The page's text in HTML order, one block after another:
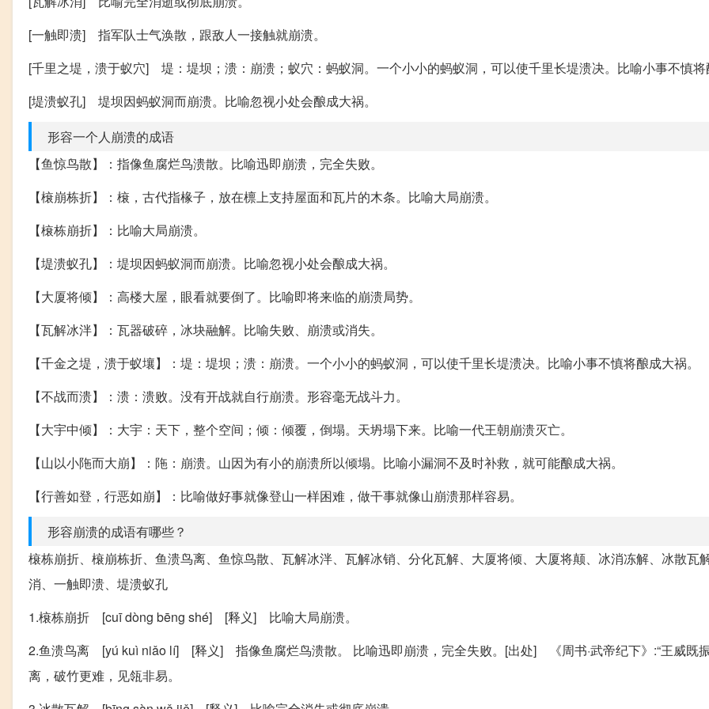
[一触即溃] 指军队士气涣散，跟敌人一接触就崩溃。
[千里之堤，溃于蚁穴] 堤：堤坝；溃：崩溃；蚁穴：蚂蚁洞。一个小小的蚂蚁洞，可以使千里长堤溃决。比喻小事不慎将
[堤溃蚁孔] 堤坝因蚂蚁洞而崩溃。比喻忽视小处会酿成大祸。
形容一个人崩溃的成语
【鱼惊鸟散】：指像鱼腐烂鸟溃散。比喻迅即崩溃，完全失败。
【榱崩栋折】：榱，古代指椽子，放在檩上支持屋面和瓦片的木条。比喻大局崩溃。
【榱栋崩折】：比喻大局崩溃。
【堤溃蚁孔】：堤坝因蚂蚁洞而崩溃。比喻忽视小处会酿成大祸。
【大厦将倾】：高楼大屋，眼看就要倒了。比喻即将来临的崩溃局势。
【瓦解冰泮】：瓦器破碎，冰块融解。比喻失败、崩溃或消失。
【千金之堤，溃于蚁壤】：堤：堤坝；溃：崩溃。一个小小的蚂蚁洞，可以使千里长堤溃决。比喻小事不慎将酿成大祸。
【不战而溃】：溃：溃败。没有开战就自行崩溃。形容毫无战斗力。
【大宇中倾】：大宇：天下，整个空间；倾：倾覆，倒塌。天坍塌下来。比喻一代王朝崩溃灭亡。
【山以小陁而大崩】：陁：崩溃。山因为有小的崩溃所以倾塌。比喻小漏洞不及时补救，就可能酿成大祸。
【行善如登，行恶如崩】：比喻做好事就像登山一样困难，做干事就像山崩溃那样容易。
形容崩溃的成语有哪些？
榱栋崩折、榱崩栋折、鱼溃鸟离、鱼惊鸟散、瓦解冰泮、瓦解冰销、分化瓦解、大厦将倾、大厦将颠、冰消冻解、冰散瓦
消、一触即溃、堤溃蚁孔
1.榱栋崩折 [cuī dòng bēng shé] [释义] 比喻大局崩溃。
2.鱼溃鸟离 [yú kuì niǎo lí] [释义] 指像鱼腐烂鸟溃散。 比喻迅即崩溃，完全失败。[出处] 《周书·武帝纪下》:“王威既
离，破竹更难，见瓴非易。